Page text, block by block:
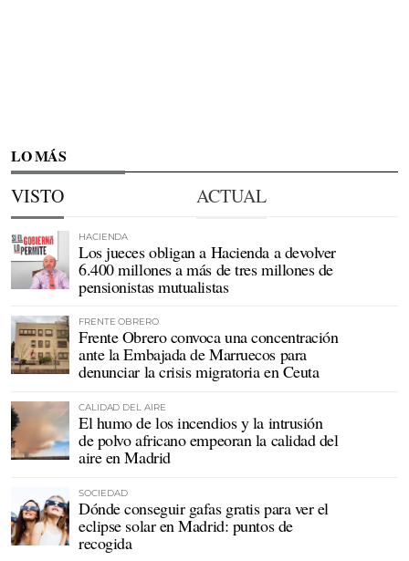
LO MÁS
VISTO ACTUAL
HACIENDA
Los jueces obligan a Hacienda a devolver
6.400 millones a más de tres millones de
pensionistas mutualistas
FRENTE OBRERO
Frente Obrero convoca una concentración
ante la Embajada de Marruecos para
denunciar la crisis migratoria en Ceuta
CALIDAD DEL AIRE
El humo de los incendios y la intrusión
de polvo africano empeoran la calidad del
aire en Madrid
SOCIEDAD
Dónde conseguir gafas gratis para ver el
eclipse solar en Madrid: puntos de
recogida